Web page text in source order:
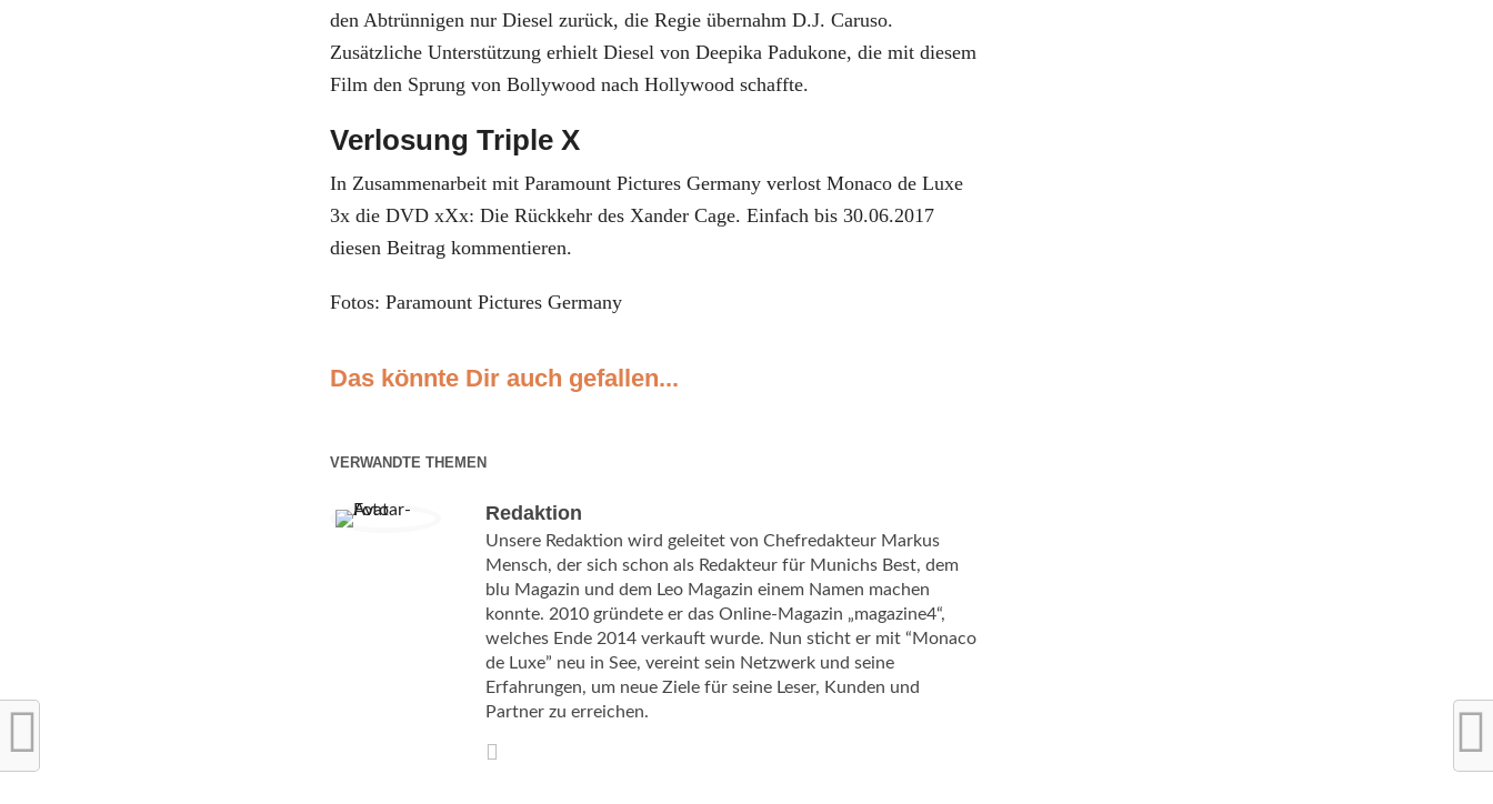
den Abtrünnigen nur Diesel zurück, die Regie übernahm D.J. Caruso.
Zusätzliche Unterstützung erhielt Diesel von Deepika Padukone, die mit diesem
Film den Sprung von Bollywood nach Hollywood schaffte.
Verlosung Triple X
In Zusammenarbeit mit Paramount Pictures Germany verlost Monaco de Luxe
3x die DVD xXx: Die Rückkehr des Xander Cage. Einfach bis 30.06.2017
diesen Beitrag kommentieren.
Fotos: Paramount Pictures Germany
Das könnte Dir auch gefallen...
VERWANDTE THEMEN
Redaktion
Unsere Redaktion wird geleitet von Chefredakteur Markus
Mensch, der sich schon als Redakteur für Munichs Best, dem
blu Magazin und dem Leo Magazin einem Namen machen
konnte. 2010 gründete er das Online-Magazin „magazine4“,
welches Ende 2014 verkauft wurde. Nun sticht er mit “Monaco
de Luxe” neu in See, vereint sein Netzwerk und seine
Erfahrungen, um neue Ziele für seine Leser, Kunden und
Partner zu erreichen.